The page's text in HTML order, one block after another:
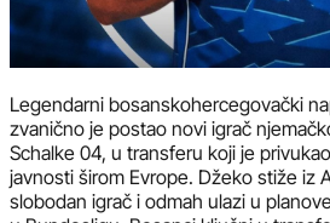
Legendarni bosanskohercegovački
zvanično je postao novi igrač
Schalke 04, u transferu koji je
javnosti širom Evrope. Džeko stiže iz
slobodan igrač i odmah ulazi u